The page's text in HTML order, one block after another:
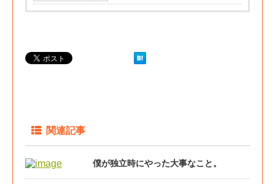
関連記事
僕が独立時にやった大事なこと。